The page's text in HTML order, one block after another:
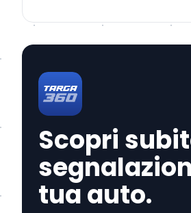
Scopri
tua auto.